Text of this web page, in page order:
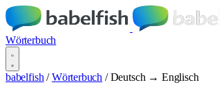
Wörterbuch
babelfish / Wörterbuch / Deutsch → Englisch